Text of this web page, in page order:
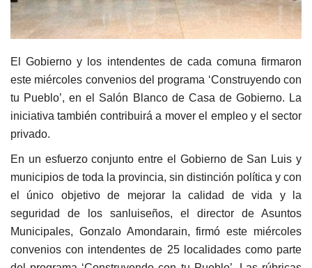
El Gobierno y los intendentes de cada comuna firmaron
este miércoles convenios del programa ‘Construyendo con
tu Pueblo’, en el Salón Blanco de Casa de Gobierno. La
iniciativa también contribuirá a mover el empleo y el sector
privado.
En un esfuerzo conjunto entre el Gobierno de San Luis y
municipios de toda la provincia, sin distinción política y con
el único objetivo de mejorar la calidad de vida y la
seguridad de los sanluiseños, el director de Asuntos
Municipales, Gonzalo Amondarain, firmó este miércoles
convenios con intendentes de 25 localidades como parte